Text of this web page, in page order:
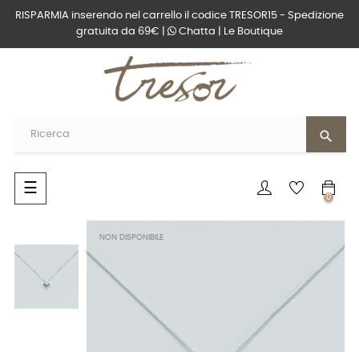
RISPARMIA inserendo nel carrello il codice TRESOR15 - Spedizione
gratuita da 69€ |
Chatta Le Boutique
search
navigazione
Toggle
☰
0
NON DISPONIBILE